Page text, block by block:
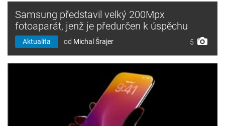
Samsung představil velký 200Mpx
fotoaparát, jenž je předurčen k úspěchu
Aktualita od Michal Šrajer 5